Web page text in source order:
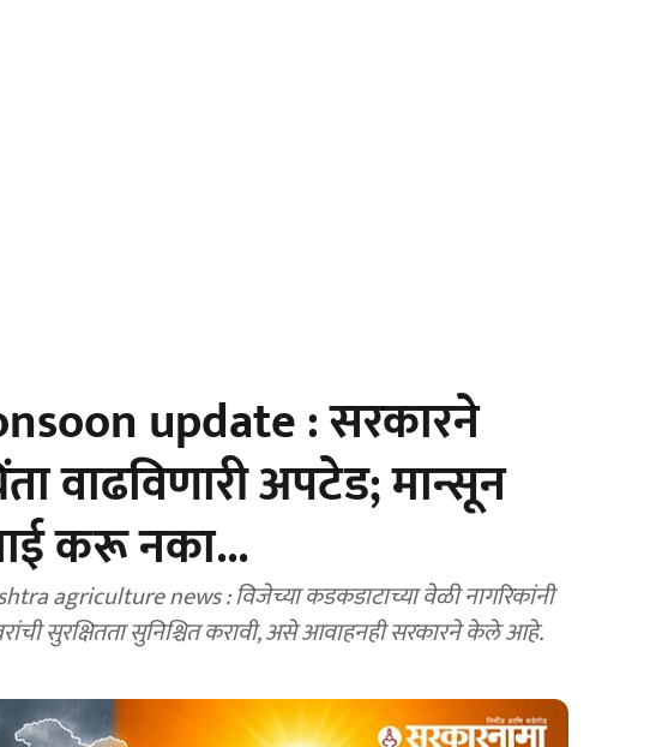
update : सरकारने
वाढविणारी अपटेड; मान्सून
करू नका...
agriculture news : विजेच्या कडकडाटाच्या वेळी नागरिकांनी
सुरक्षितता सुनिश्चित करावी, असे आवाहनही सरकारने केले आहे.